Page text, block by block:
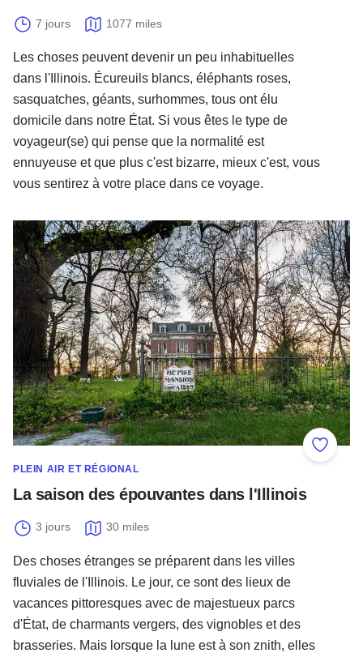
7 jours 1077 miles
Les choses peuvent devenir un peu inhabituelles
dans l'Illinois. Écureuils blancs, éléphants roses,
sasquatches, géants, surhommes, tous ont élu
domicile dans notre État. Si vous êtes le type de
voyageur(se) qui pense que la normalité est
ennuyeuse et que plus c'est bizarre, mieux c'est, vous
vous sentirez à votre place dans ce voyage.
PLEIN AIR ET RÉGIONAL
La saison des épouvantes dans l'Illinois
3 jours 30 miles
Des choses étranges se préparent dans les villes
fluviales de l'Illinois. Le jour, ce sont des lieux de
vacances pittoresques avec de majestueux parcs
d'État, de charmants vergers, des vignobles et des
brasseries. Mais lorsque la lune est à son znith, elles
La saison des épouvantes dans l'Illinois